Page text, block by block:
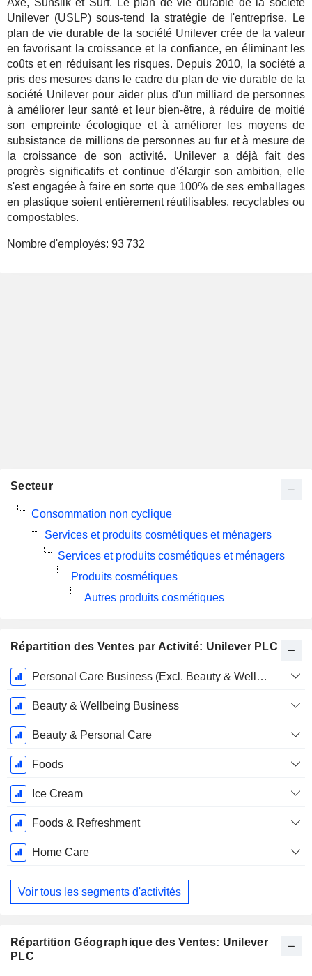
Axe, Sunsilk et Surf. Le plan de vie durable de la société
Unilever (USLP) sous-tend la stratégie de l'entreprise. Le
plan de vie durable de la société Unilever crée de la valeur
en favorisant la croissance et la confiance, en éliminant les
coûts et en réduisant les risques. Depuis 2010, la société a
pris des mesures dans le cadre du plan de vie durable de la
société Unilever pour aider plus d'un milliard de personnes
à améliorer leur santé et leur bien-être, à réduire de moitié
son empreinte écologique et à améliorer les moyens de
subsistance de millions de personnes au fur et à mesure de
la croissance de son activité. Unilever a déjà fait des
progrès significatifs et continue d'élargir son ambition, elle
s'est engagée à faire en sorte que 100% de ses emballages
en plastique soient entièrement réutilisables, recyclables ou
compostables.
Nombre d'employés: 93 732
Répartition des Ventes par Activité: Unilever PLC
Période
Fiscale:
Décembre
Personal Care Business (Excl. Beauty & Wellbeing Business)
Beauty & Wellbeing Business
Beauty & Personal Care
Foods
Ice Cream
Foods & Refreshment
Home Care
Voir tous les segments d'activités
Répartition Géographique des Ventes: Unilever
PLC
Secteur
Consommation non cyclique
Services et produits cosmétiques et ménagers
Services et produits cosmétiques et ménagers
Produits cosmétiques
Autres produits cosmétiques